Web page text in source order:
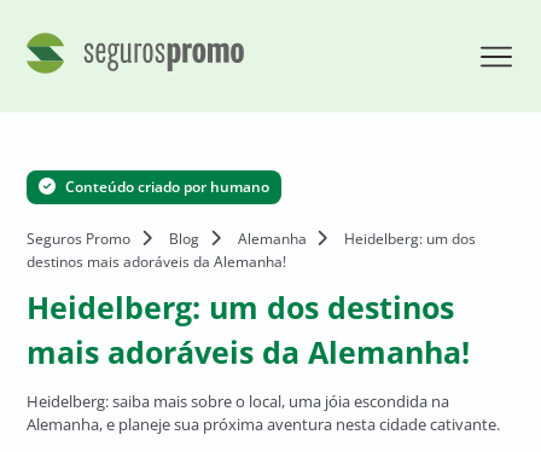
Conteúdo criado por humano
Seguros Promo Blog Alemanha
Heidelberg: um dos
destinos mais adoráveis da Alemanha!
Heidelberg: um dos destinos
mais adoráveis da Alemanha!
Heidelberg: saiba mais sobre o local, uma jóia escondida na
Alemanha, e planeje sua próxima aventura nesta cidade cativante.